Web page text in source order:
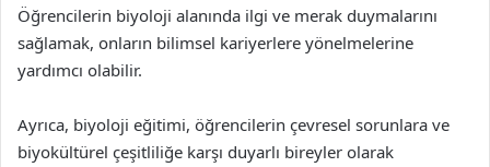
Öğrencilerin biyoloji alanında ilgi ve merak duymalarını
sağlamak, onların bilimsel kariyerlere yönelmelerine
yardımcı olabilir.
Ayrıca, biyoloji eğitimi, öğrencilerin çevresel sorunlara ve
biyokültürel çeşitliliğe karşı duyarlı bireyler olarak